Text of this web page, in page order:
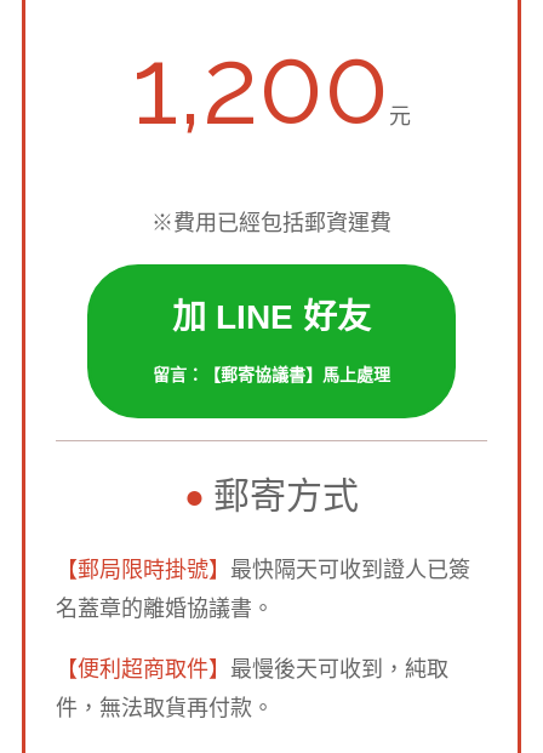
1,200 元
※費用已經包括郵資運費
加 LINE 好友
留言：【郵寄協議書】馬上處理
● 郵寄方式
【郵局限時掛號】 最快隔天可收到證人已簽
名蓋章的離婚協議書。
【便利超商取件】 最慢後天可收到，純取
件，無法取貨再付款。